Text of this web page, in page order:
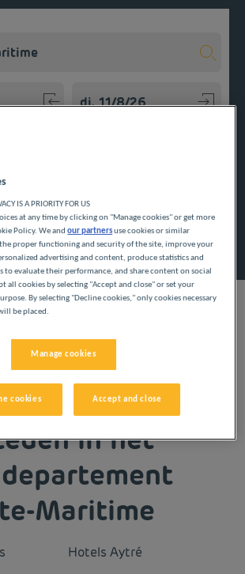
to interact with the calendar and select
Zoek een hotel
toe
budgethotels en ontdek het departement
Gezinsvakanties en zakenreizen bieden een
in het
Maritime
Hotels Aytré
IS A PRIORITY FOR US
at any time by clicking on "Manage cookies" or get more
Policy. We andour partnersuse cookies or similar
proper functioning and security of the site, improve your
advertising and content, produce statistics and
to evaluate their performance, and share content on social
all cookies by selecting "Accept and close" or set your
By selecting "Decline cookies," only cookies necessary
be placed.
Manage cookies
cookies Accept and close